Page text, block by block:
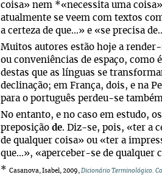
coisa» nem *«necessita uma
atualmente se veem com textos
a certeza de que…» e «se precisa
Muitos autores estão hoje a
ou conveniências de espaço, como
destas que as línguas se
declinação; em França, dois, e na
para o português perdeu-se
No entanto, e no caso em estudo,
preposição de. Diz-se, pois, «ter a
de qualquer coisa» ou «ter a
que…», «aperceber-se de qualquer
* Casanova, Isabel, 2009, Dicionário Terminológico.